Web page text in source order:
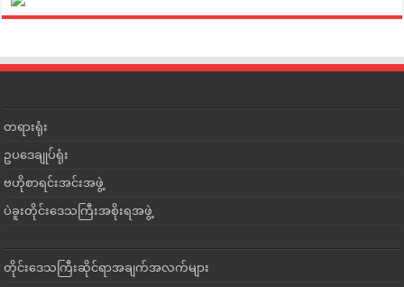
တရားရုံး
ဥပဒေချုပ်ရုံး
ဗဟိုစာရင်းအင်းအဖွဲ့
ပဲခူးတိုင်းဒေသကြီးအစိုးရအဖွဲ့
တိုင်းဒေသကြီးဆိုင်ရာအချက်အလက်များ